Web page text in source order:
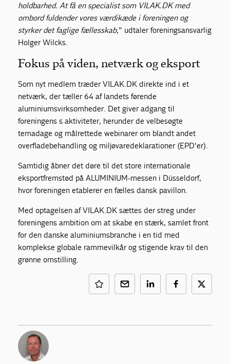
holdbarhed. At få en specialist som VILAK.DK med
ombord fuldender vores værdikæde i foreningen og
styrker det faglige fællesskab," udtaler foreningsansvarlig
Holger Wilcks.
Fokus på viden, netværk og eksport
Som nyt medlem træder VILAK.DK direkte ind i et
netværk, der tæller 64 af landets førende
aluminiumsvirksomheder. Det giver adgang til
foreningens s aktiviteter, herunder de velbesøgte
temadage og målrettede webinarer om blandt andet
overfladebehandling og miljøvaredeklarationer (EPD'er).
Samtidig åbner det døre til det store internationale
eksportfremstød på ALUMINIUM-messen i Düsseldorf,
hvor foreningen etablerer en fælles dansk pavillon.
Med optagelsen af VILAK.DK sættes der streg under
foreningens ambition om at skabe en stærk, samlet front
for den danske aluminiumsbranche i en tid med
komplekse globale rammevilkår og stigende krav til den
grønne omstilling.